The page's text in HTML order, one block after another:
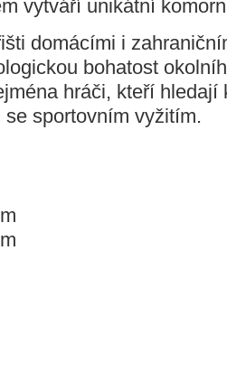
vytváří unikátní
domácími i
bohatost
hráči, kteří hledají
sportovním vyžitím.